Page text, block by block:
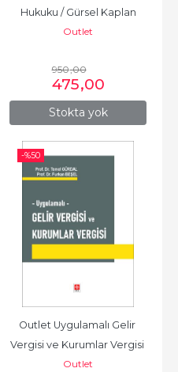
Stokta yok
Hukuku / Gürsel Kaplan
Outlet
950,00
475,00
-%50
Outlet Uygulamalı Gelir
Vergisi ve Kurumlar Vergisi
/ Temel Gürdal
Outlet